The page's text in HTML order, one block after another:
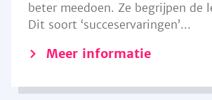
beter meedoen. Ze begrijpen de
Dit soort ‘succeservaringen’...
Meer informatie